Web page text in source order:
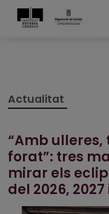
Actualitat
“Amb ulleres,
forat”: tres
mirar els
del 2026, 2027